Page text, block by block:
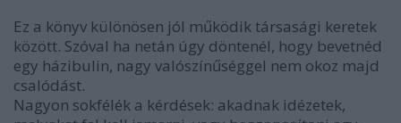
Ez a könyv különösen jól működik társasági keretek
között. Szóval ha netán úgy döntenél, hogy bevetnéd
egy házibulin, nagy valószínűséggel nem okoz majd
csalódást.
Nagyon sokfélék a kérdések: akadnak idézetek,